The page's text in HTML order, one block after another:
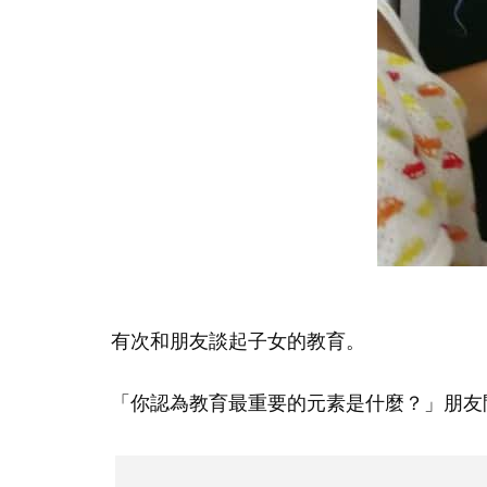
有次和朋友談起子女的教育。
「你認為教育最重要的元素是什麼？」朋